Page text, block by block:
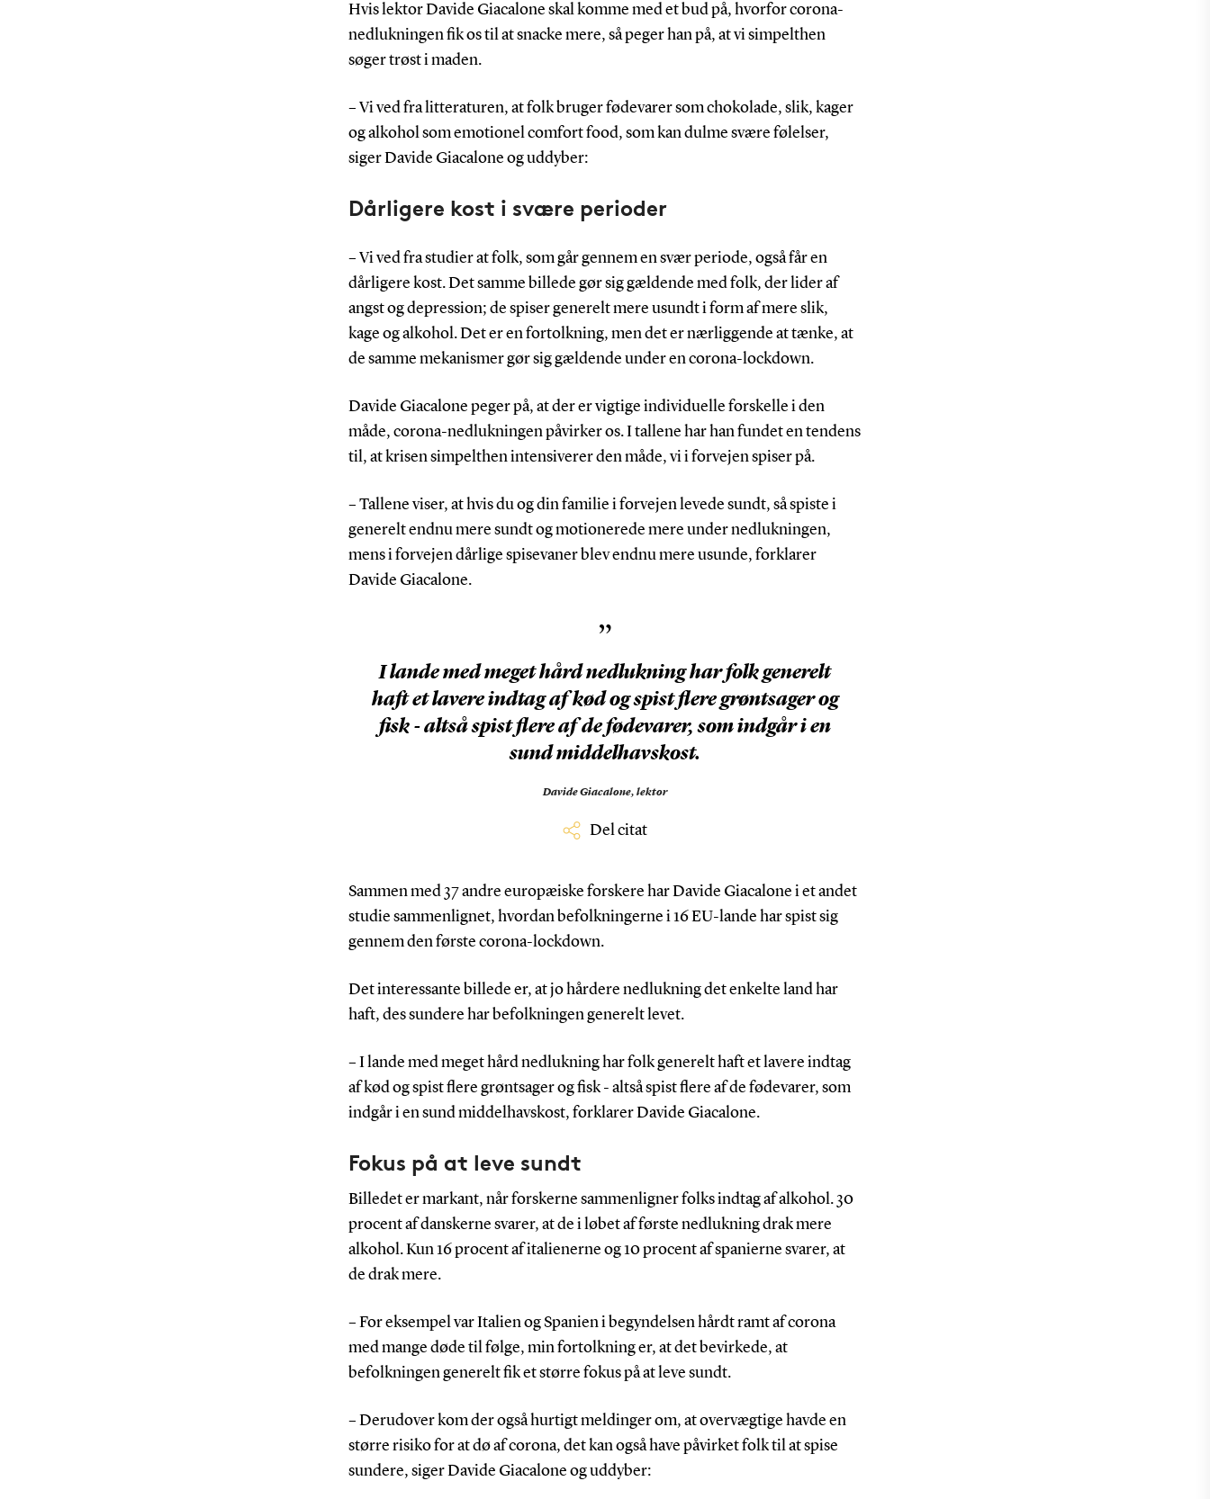
Hvis lektor Davide Giacalone skal komme med et bud på, hvorfor corona-
nedlukningen fik os til at snacke mere, så peger han på, at vi simpelthen
søger trøst i maden.
– Vi ved fra litteraturen, at folk bruger fødevarer som chokolade, slik, kager
og alkohol som emotionel comfort food, som kan dulme svære følelser,
siger Davide Giacalone og uddyber:
Dårligere kost i svære perioder
– Vi ved fra studier at folk, som går gennem en svær periode, også får en
dårligere kost. Det samme billede gør sig gældende med folk, der lider af
angst og depression; de spiser generelt mere usundt i form af mere slik,
kage og alkohol. Det er en fortolkning, men det er nærliggende at tænke, at
de samme mekanismer gør sig gældende under en corona-lockdown.
Davide Giacalone peger på, at der er vigtige individuelle forskelle i den
måde, corona-nedlukningen påvirker os. I tallene har han fundet en tendens
til, at krisen simpelthen intensiverer den måde, vi i forvejen spiser på.
– Tallene viser, at hvis du og din familie i forvejen levede sundt, så spiste i
generelt endnu mere sundt og motionerede mere under nedlukningen,
mens i forvejen dårlige spisevaner blev endnu mere usunde, forklarer
Davide Giacalone.
”
I lande med meget hård nedlukning har folk generelt
haft et lavere indtag af kød og spist flere grøntsager og
fisk - altså spist flere af de fødevarer, som indgår i en
sund middelhavskost.
Davide Giacalone, lektor
Del citat
Sammen med 37 andre europæiske forskere har Davide Giacalone i et andet
studie sammenlignet, hvordan befolkningerne i 16 EU-lande har spist sig
gennem den første corona-lockdown.
Det interessante billede er, at jo hårdere nedlukning det enkelte land har
haft, des sundere har befolkningen generelt levet.
– I lande med meget hård nedlukning har folk generelt haft et lavere indtag
af kød og spist flere grøntsager og fisk - altså spist flere af de fødevarer, som
indgår i en sund middelhavskost, forklarerDavide Giacalone.
Fokus på at leve sundt
Billedet er markant, når forskerne sammenligner folks indtag af alkohol. 30
procent af danskerne svarer, at de i løbet af første nedlukning drak mere
alkohol. Kun 16 procent af italienerne og 10 procent af spanierne svarer, at
de drak mere.
– For eksempel var Italien og Spanien i begyndelsen hårdt ramt af corona
med mange døde til følge, min fortolkning er, at det bevirkede, at
befolkningen generelt fik et større fokus på at leve sundt.
– Derudover kom der også hurtigt meldinger om, at overvægtige havde en
større risiko for at dø af corona, det kan også have påvirket folk til at spise
sundere, siger Davide Giacalone og uddyber: